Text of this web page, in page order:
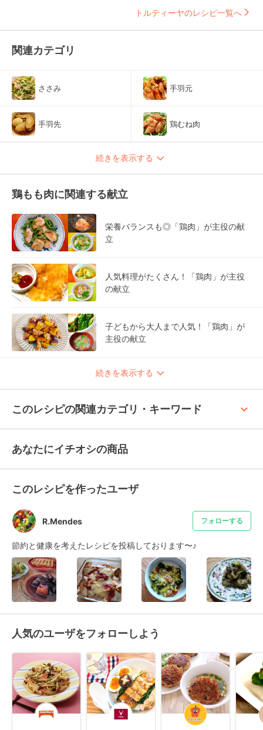
トルティーヤのレシピ一覧へ
関連カテゴリ
ささみ 手羽元
手羽先 鶏むね肉
続きを表示する
鶏もも肉に関連する献立
栄養バランスも◎「鶏肉」が主役の献
立
人気料理がたくさん！「鶏肉」が主役
の献立
子どもから大人まで人気！「鶏肉」が
主役の献立
続きを表示する
このレシピの関連カテゴリ・キーワード keyboard_arrow_up
あなたにイチオシの商品
このレシピを作ったユーザ
R.Mendes フォローする
節約と健康を考えたレシピを投稿しております〜♪
人気のユーザをフォローしよう